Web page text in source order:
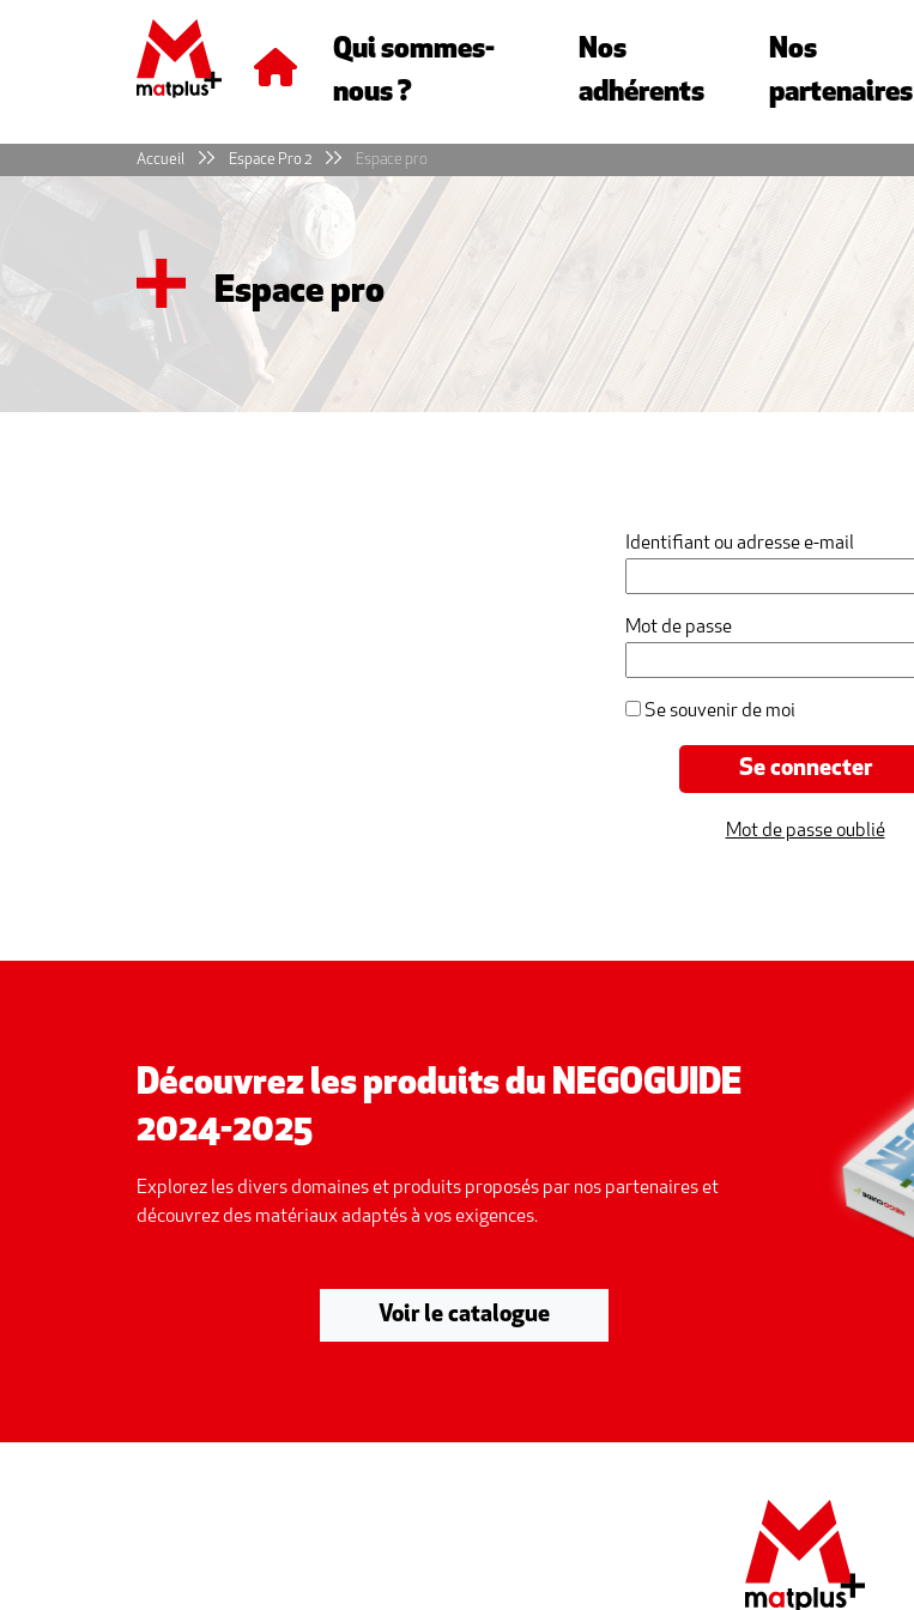
Qui sommes-
nous ?
Nos
adhérents
Nos
partenaires
Accueil Espace Pro 2 Espace pro
Espace pro
Identifiant ou adresse e-mail
Mot de passe
Se souvenir de moi
Mot de passe oublié
Découvrez les produits du NEGOGUIDE
2024-2025
Explorez les divers domaines et produits proposés par nos partenaires et
découvrez des matériaux adaptés à vos exigences.
Voir le catalogue